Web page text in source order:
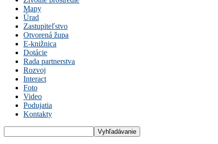
Mapy
Úrad
Zastupiteľstvo
Otvorená župa
E-knižnica
Dotácie
Rada partnerstva
Rozvoj
Interact
Foto
Video
Podujatia
Kontakty